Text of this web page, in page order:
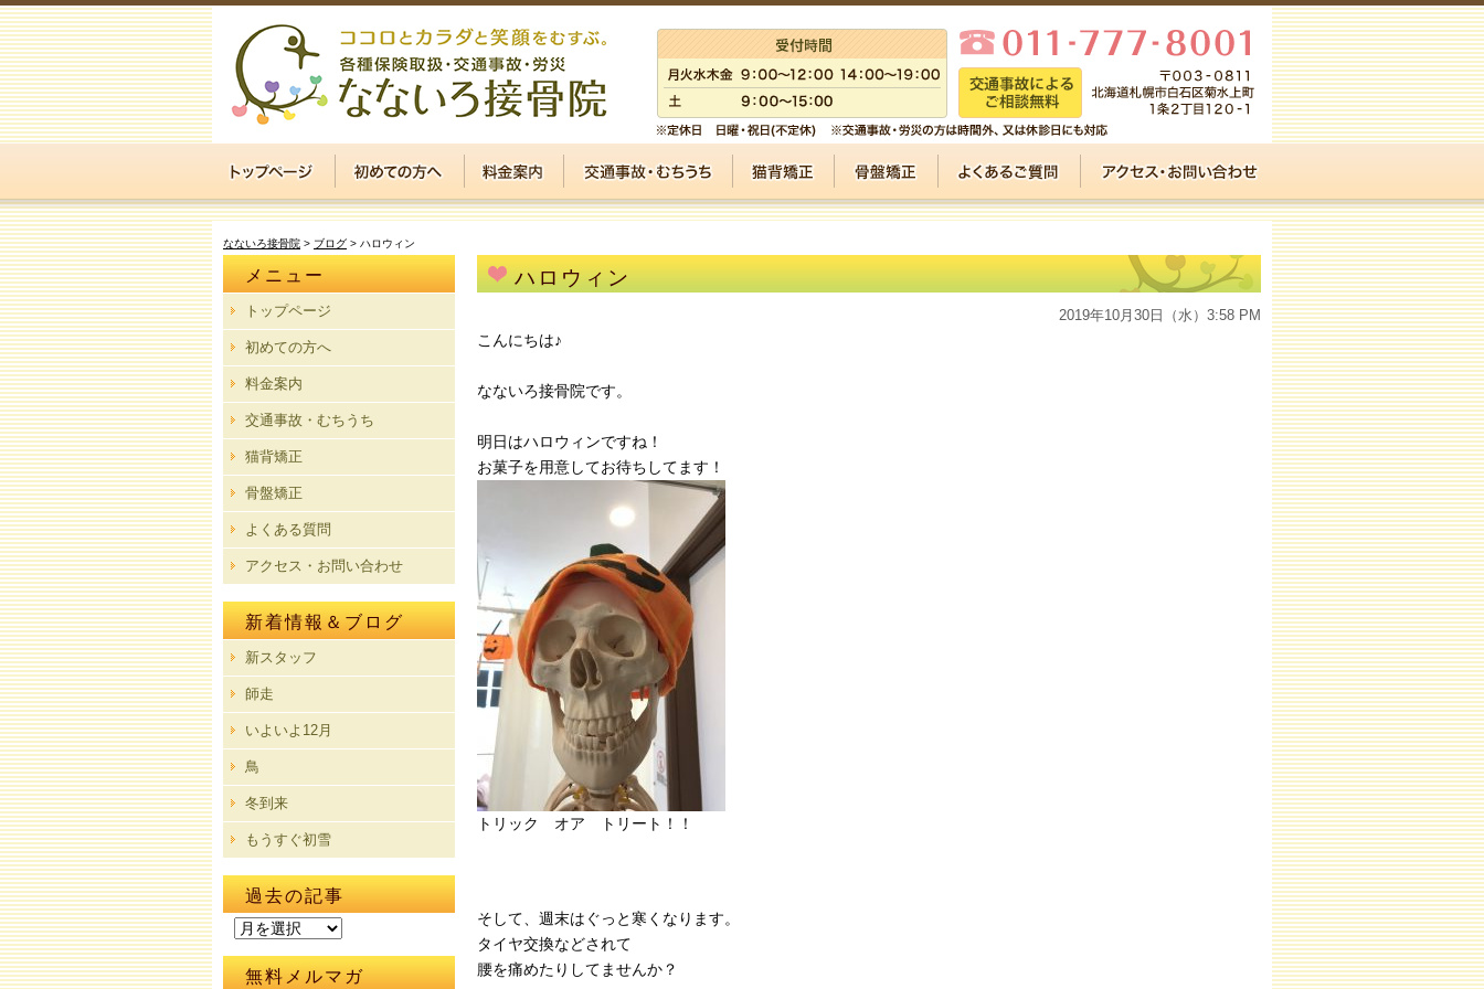
なないろ接骨院 > ブログ > ハロウィン
ハロウィン
2019年10月30日（水）3:58 PM
こんにちは♪
なないろ接骨院です。
明日はハロウィンですね！
お菓子を用意してお待ちしてます！
トリック オア トリート！！
そして、週末はぐっと寒くなります。
タイヤ交換などされて
腰を痛めたりしてませんか？
メニュー
トップページ
初めての方へ
料金案内
交通事故・むちうち
猫背矯正
骨盤矯正
よくある質問
アクセス・お問い合わせ
新着情報＆ブログ
新スタッフ
師走
いよいよ12月
鳥
冬到来
もうすぐ初雪
過去の記事
無料メルマガ